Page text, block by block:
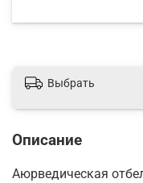
Выбрать
Описание
Аюрведическая